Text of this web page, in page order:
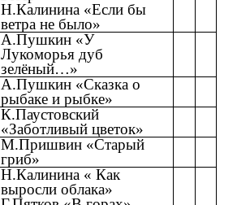
Н.Калинина «Если бы
ветра не было»
А.Пушкин «У
Лукоморья дуб
зелёный…»
А.Пушкин «Сказка о
рыбаке и рыбке»
К.Паустовский
«Заботливый цветок»
М.Пришвин «Старый
гриб»
Н.Калинина « Как
выросли облака»